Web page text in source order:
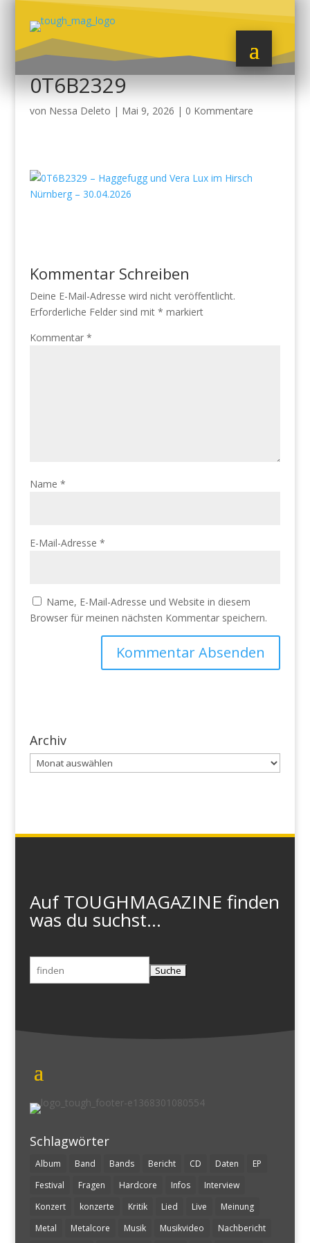
0T6B2329
von Nessa Deleto | Mai 9, 2026 | 0 Kommentare
Kommentar Schreiben
Deine E-Mail-Adresse wird nicht veröffentlicht.
Erforderliche Felder sind mit * markiert
Kommentar *
Name *
E-Mail-Adresse *
Name, E-Mail-Adresse und Website in diesem
Browser für meinen nächsten Kommentar speichern.
Archiv
Archiv
Auf TOUGHMAGAZINE finden
was du suchst...
Suchen
nach:
Schlagwörter
Album Band Bands Bericht CD Daten
EP
Festival
Fragen Hardcore Infos
Interview
Konzert
konzerte Kritik Lied Live
Meinung
Metal
Metalcore Musik Musikvideo Nachbericht